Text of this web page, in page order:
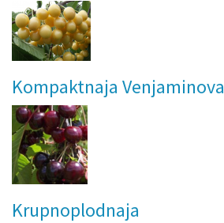
Kompaktnaja Venjaminova
Krupnoplodnaja